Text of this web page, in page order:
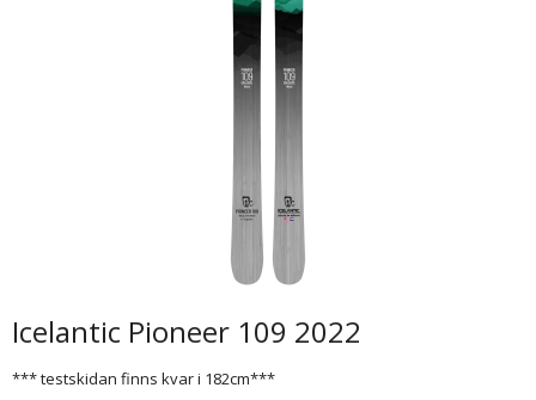
Icelantic Pioneer 109 2022
*** testskidan finns kvar i 182cm***